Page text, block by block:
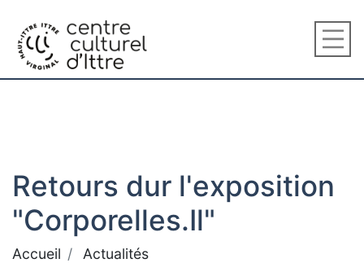
Retours dur l'exposition
"Corporelles.Il"
Accueil
Actualités